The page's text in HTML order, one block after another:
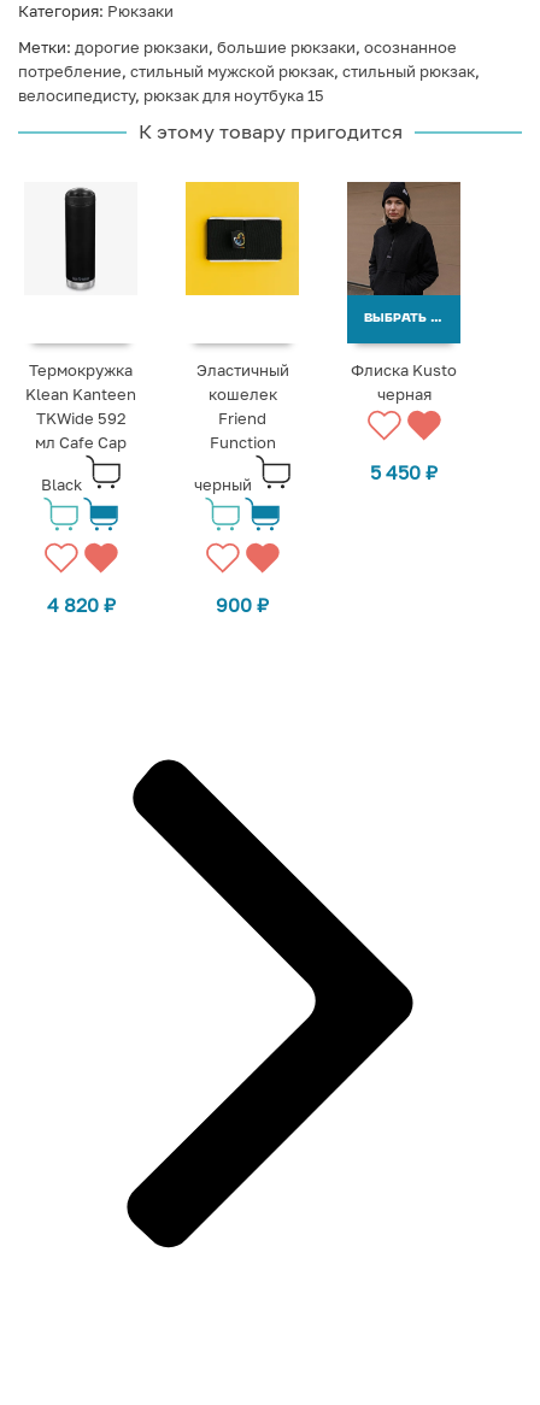
Категория: Рюкзаки
Метки: дорогие рюкзаки, большие рюкзаки, осознанное
потребление, стильный мужской рюкзак, стильный рюкзак,
велосипедисту, рюкзак для ноутбука 15
К этому товару пригодится
Термокружка
Klean Kanteen
TKWide 592
мл Cafe Cap
Black
4 820 ₽
Эластичный
кошелек
Friend
Function
черный
900₽
ВЫБРАТЬ ВАРИАНТЫ
Флиска Kusto
черная
5 450₽